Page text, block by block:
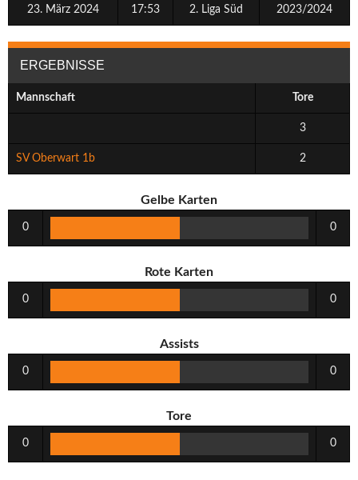
23. März 2024 17:53 2. Liga Süd 2023/2024
ERGEBNISSE
Mannschaft Tore
3
SV Oberwart 1b 2
Gelbe Karten
0 0
Rote Karten
0 0
Assists
0 0
Tore
0 0